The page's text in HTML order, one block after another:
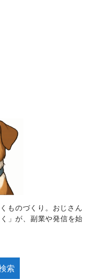
ものづくり。おじさん
」が、副業や発信を始
索